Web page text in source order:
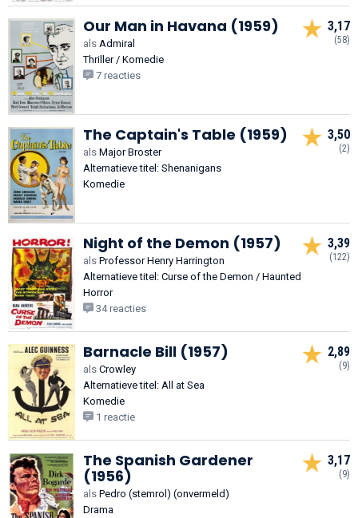
Our Man in Havana (1959)
als Admiral
Thriller / Komedie
7 reacties
3,17
(58)
The Captain's Table (1959)
als Major Broster
Alternatieve titel: Shenanigans
Komedie
3,50
(2)
Night of the Demon (1957)
als Professor Henry Harrington
Alternatieve titel: Curse of the Demon / Haunted
Horror
34 reacties
3,39
(122)
Barnacle Bill (1957)
als Crowley
Alternatieve titel: All at Sea
Komedie
1 reactie
2,89
(9)
The Spanish Gardener
(1956)
als Pedro (stemrol) (onvermeld)
Drama
3,17
(9)